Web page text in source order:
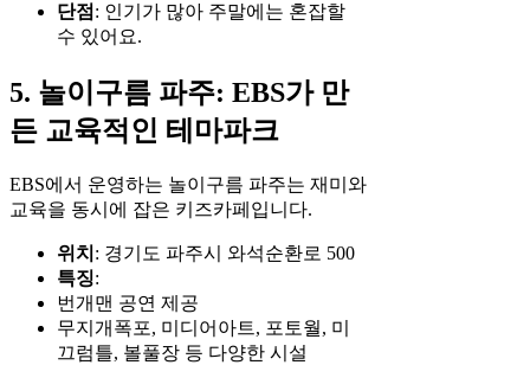
단점 : 인기가 많아 주말에는 혼잡할
수 있어요.
5. 놀이구름 파주: EBS가 만
든 교육적인 테마파크
EBS에서 운영하는 놀이구름 파주는 재미와
교육을 동시에 잡은 키즈카페입니다.
위치 : 경기도 파주시 와석순환로 500
특징:
번개맨 공연 제공
무지개폭포, 미디어아트, 포토월, 미
끄럼틀, 볼풀장 등 다양한 시설